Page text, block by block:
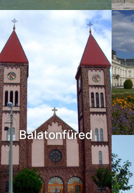
Balatonfüred